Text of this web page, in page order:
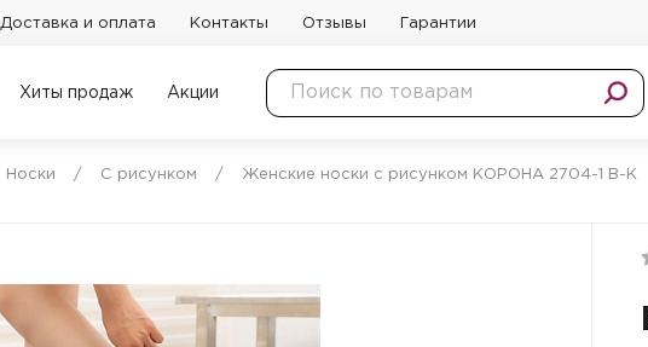
Доставка и оплата Контакты Отзывы Гарантии
Хиты продаж Акции
Носки / С рисунком / Женские носки с рисунком КОРОНА 2704-1 B-K